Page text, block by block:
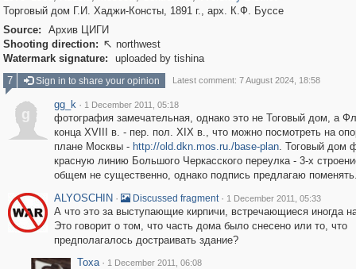
Торговый дом Г.И. Хаджи-Консты, 1891 г., арх. К.Ф. Буссе
Source:
Архив ЦИГИ
Shooting direction:  northwest
Watermark signature:
uploaded by tishina
7
Sign in to share your opinion Latest comment: 7 August 2024, 18:58
g
gg_k · 1 December 2011, 05:18
фотография замечательная, однако это не Тоговый дом, а
конца XVIII в. - пер. пол. XIX в., что можно посмотреть на
плане Москвы - http://old.dkn.mos.ru./base-plan. Тоговый дом
красную линию Большого Черкасского переулка - 3-х
общем не существенно, однако подпись предлагаю
ALYOSCHIN · Discussed fragment · 1 December 2011, 05:33
А что это за выступающие кирпичи, встречающиеся иногда
Это говорит о том, что часть дома было снесено или то, что
предполагалось достраивать здание?
Toxa · 1 December 2011, 06:08